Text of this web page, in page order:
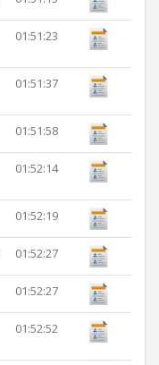
01:51:23
01:51:37
01:51:58
01:52:14
01:52:19
01:52:27
01:52:27
01:52:52